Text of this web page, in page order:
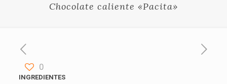
Chocolate caliente «Pacita»
0
INGREDIENTES